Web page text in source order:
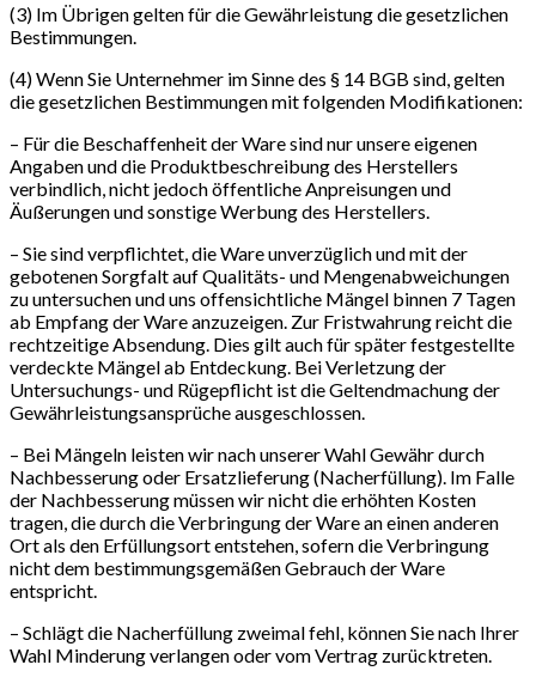
(3) Im Übrigen gelten für die Gewährleistung die gesetzlichen
Bestimmungen.
(4) Wenn Sie Unternehmer im Sinne des § 14 BGB sind, gelten
die gesetzlichen Bestimmungen mit folgenden Modifikationen:
– Für die Beschaffenheit der Ware sind nur unsere eigenen
Angaben und die Produktbeschreibung des Herstellers
verbindlich, nicht jedoch öffentliche Anpreisungen und
Äußerungen und sonstige Werbung des Herstellers.
– Sie sind verpflichtet, die Ware unverzüglich und mit der
gebotenen Sorgfalt auf Qualitäts- und Mengenabweichungen
zu untersuchen und uns offensichtliche Mängel binnen 7 Tagen
ab Empfang der Ware anzuzeigen. Zur Fristwahrung reicht die
rechtzeitige Absendung. Dies gilt auch für später festgestellte
verdeckte Mängel ab Entdeckung. Bei Verletzung der
Untersuchungs- und Rügepflicht ist die Geltendmachung der
Gewährleistungsansprüche ausgeschlossen.
– Bei Mängeln leisten wir nach unserer Wahl Gewähr durch
Nachbesserung oder Ersatzlieferung (Nacherfüllung). Im Falle
der Nachbesserung müssen wir nicht die erhöhten Kosten
tragen, die durch die Verbringung der Ware an einen anderen
Ort als den Erfüllungsort entstehen, sofern die Verbringung
nicht dem bestimmungsgemäßen Gebrauch der Ware
entspricht.
– Schlägt die Nacherfüllung zweimal fehl, können Sie nach Ihrer
Wahl Minderung verlangen oder vom Vertrag zurücktreten.